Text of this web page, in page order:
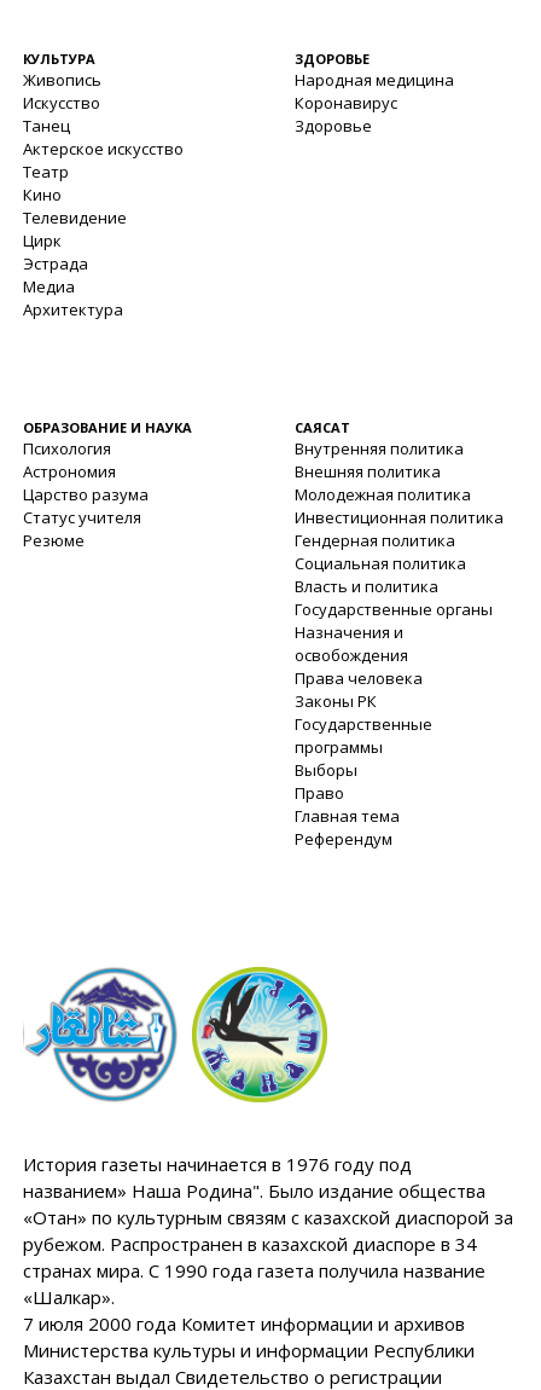
КУЛЬТУРА
Живопись
Искусство
Танец
Актерское искусство
Театр
Кино
Телевидение
Цирк
Эстрада
Медиа
Архитектура
ЗДОРОВЬЕ
Народная медицина
Коронавирус
Здоровье
ОБРАЗОВАНИЕ И НАУКА
Психология
Астрономия
Царство разума
Статус учителя
Резюме
САЯСАТ
Внутренняя политика
Внешняя политика
Молодежная политика
Инвестиционная политика
Гендерная политика
Социальная политика
Власть и политика
Государственные органы
Назначения и
освобождения
Права человека
Законы РК
Государственные
программы
Выборы
Право
Главная тема
Референдум
История газеты начинается в 1976 году под
названием» Наша Родина". Было издание общества
«Отан» по культурным связям с казахской диаспорой за
рубежом. Распространен в казахской диаспоре в 34
странах мира. С 1990 года газета получила название
«Шалкар».
7 июля 2000 года Комитет информации и архивов
Министерства культуры и информации Республики
Казахстан выдал Свидетельство о регистрации